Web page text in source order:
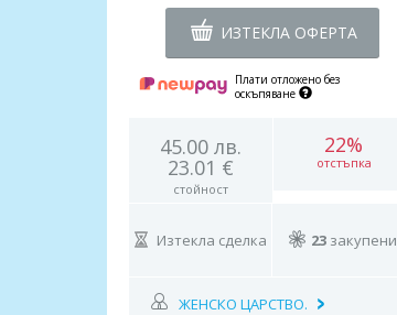
ИЗТЕКЛА ОФЕРТА
Плати отложено без
оскъпяване
45.00 лв.
23.01 €
стойност
22%
отстъпка
Изтекла сделка 23 закупени
ЖЕНСКО ЦАРСТВО.